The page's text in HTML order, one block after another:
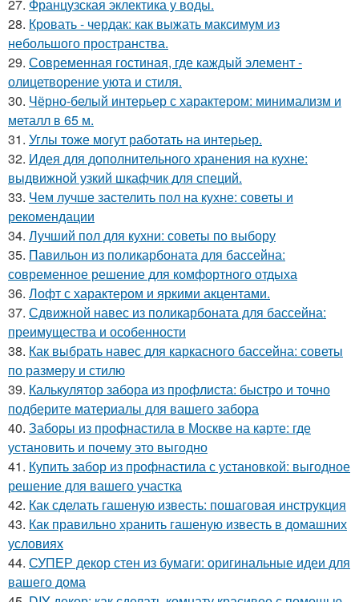
27. Французская эклектика у воды.
28. Кровать - чердак: как выжать максимум из
небольшого пространства.
29. Современная гостиная, где каждый элемент -
олицетворение уюта и стиля.
30. Чёрно-белый интерьер с характером: минимализм и
металл в 65 м.
31. Углы тоже могут работать на интерьер.
32. Идея для дополнительного хранения на кухне:
выдвижной узкий шкафчик для специй.
33. Чем лучше застелить пол на кухне: советы и
рекомендации
34. Лучший пол для кухни: советы по выбору
35. Павильон из поликарбоната для бассейна:
современное решение для комфортного отдыха
36. Лофт с характером и яркими акцентами.
37. Сдвижной навес из поликарбоната для бассейна:
преимущества и особенности
38. Как выбрать навес для каркасного бассейна: советы
по размеру и стилю
39. Калькулятор забора из профлиста: быстро и точно
подберите материалы для вашего забора
40. Заборы из профнастила в Москве на карте: где
установить и почему это выгодно
41. Купить забор из профнастила с установкой: выгодное
решение для вашего участка
42. Как сделать гашеную известь: пошаговая инструкция
43. Как правильно хранить гашеную известь в домашних
условиях
44. СУПЕР декор стен из бумаги: оригинальные идеи для
вашего дома